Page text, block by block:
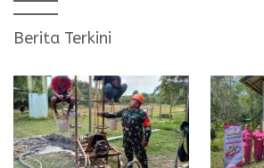
Berita Terkini